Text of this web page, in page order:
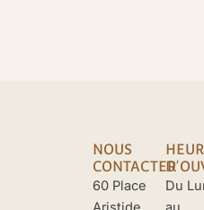
NOUS
CONTACTER
60 Place
Du